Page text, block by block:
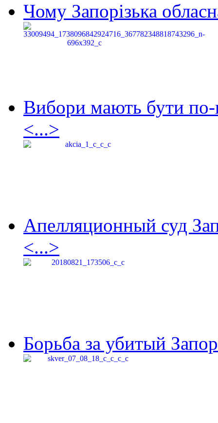
Чому Запорізька
Вибори мають бути по-
<...>
Апелляционный суд
<...>
Борьба за убитый